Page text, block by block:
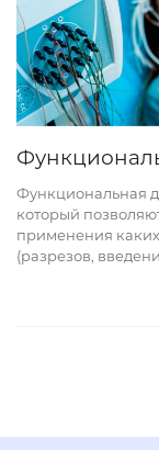
Функциональная
который
применения
(разрезов,